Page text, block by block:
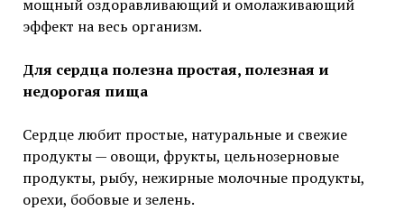
мощный оздоравливающий и омолаживающий
эффект на весь организм.
Для сердца полезна простая, полезная и
недорогая пища
Сердце любит простые, натуральные и свежие
продукты — овощи, фрукты, цельнозерновые
продукты, рыбу, нежирные молочные продукты,
орехи, бобовые и зелень.